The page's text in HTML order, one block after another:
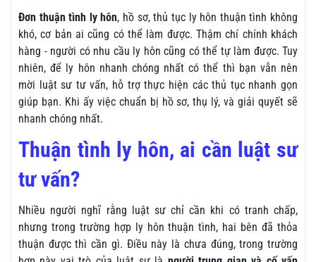
Đơn thuận tình ly hôn, hồ sơ, thủ tục ly hôn thuận tình không
khó, cơ bản ai cũng có thể làm được. Thậm chí chính khách
hàng - người có nhu cầu ly hôn cũng có thể tự làm được. Tuy
nhiên, để ly hôn nhanh chóng nhất có thể thì bạn vẫn nên
mời luật sư tư vấn, hỗ trợ thực hiện các thủ tục nhanh gọn
giúp bạn. Khi ấy việc chuẩn bị hồ sơ, thụ lý, và giải quyết sẽ
nhanh chóng nhất.
Thuận tình ly hôn, ai cần luật sư
tư vấn?
Nhiều người nghĩ rằng luật sư chỉ cần khi có tranh chấp,
nhưng trong trường hợp ly hôn thuận tình, hai bên đã thỏa
thuận được thì cần gì. Điều này là chưa đúng, trong trường